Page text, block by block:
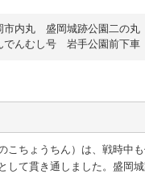
市内丸　盛岡城跡公園二の丸
でんむし号　岩手公園前下車
こちょうちん）は、戦時中も
して貫き通しました。盛岡城